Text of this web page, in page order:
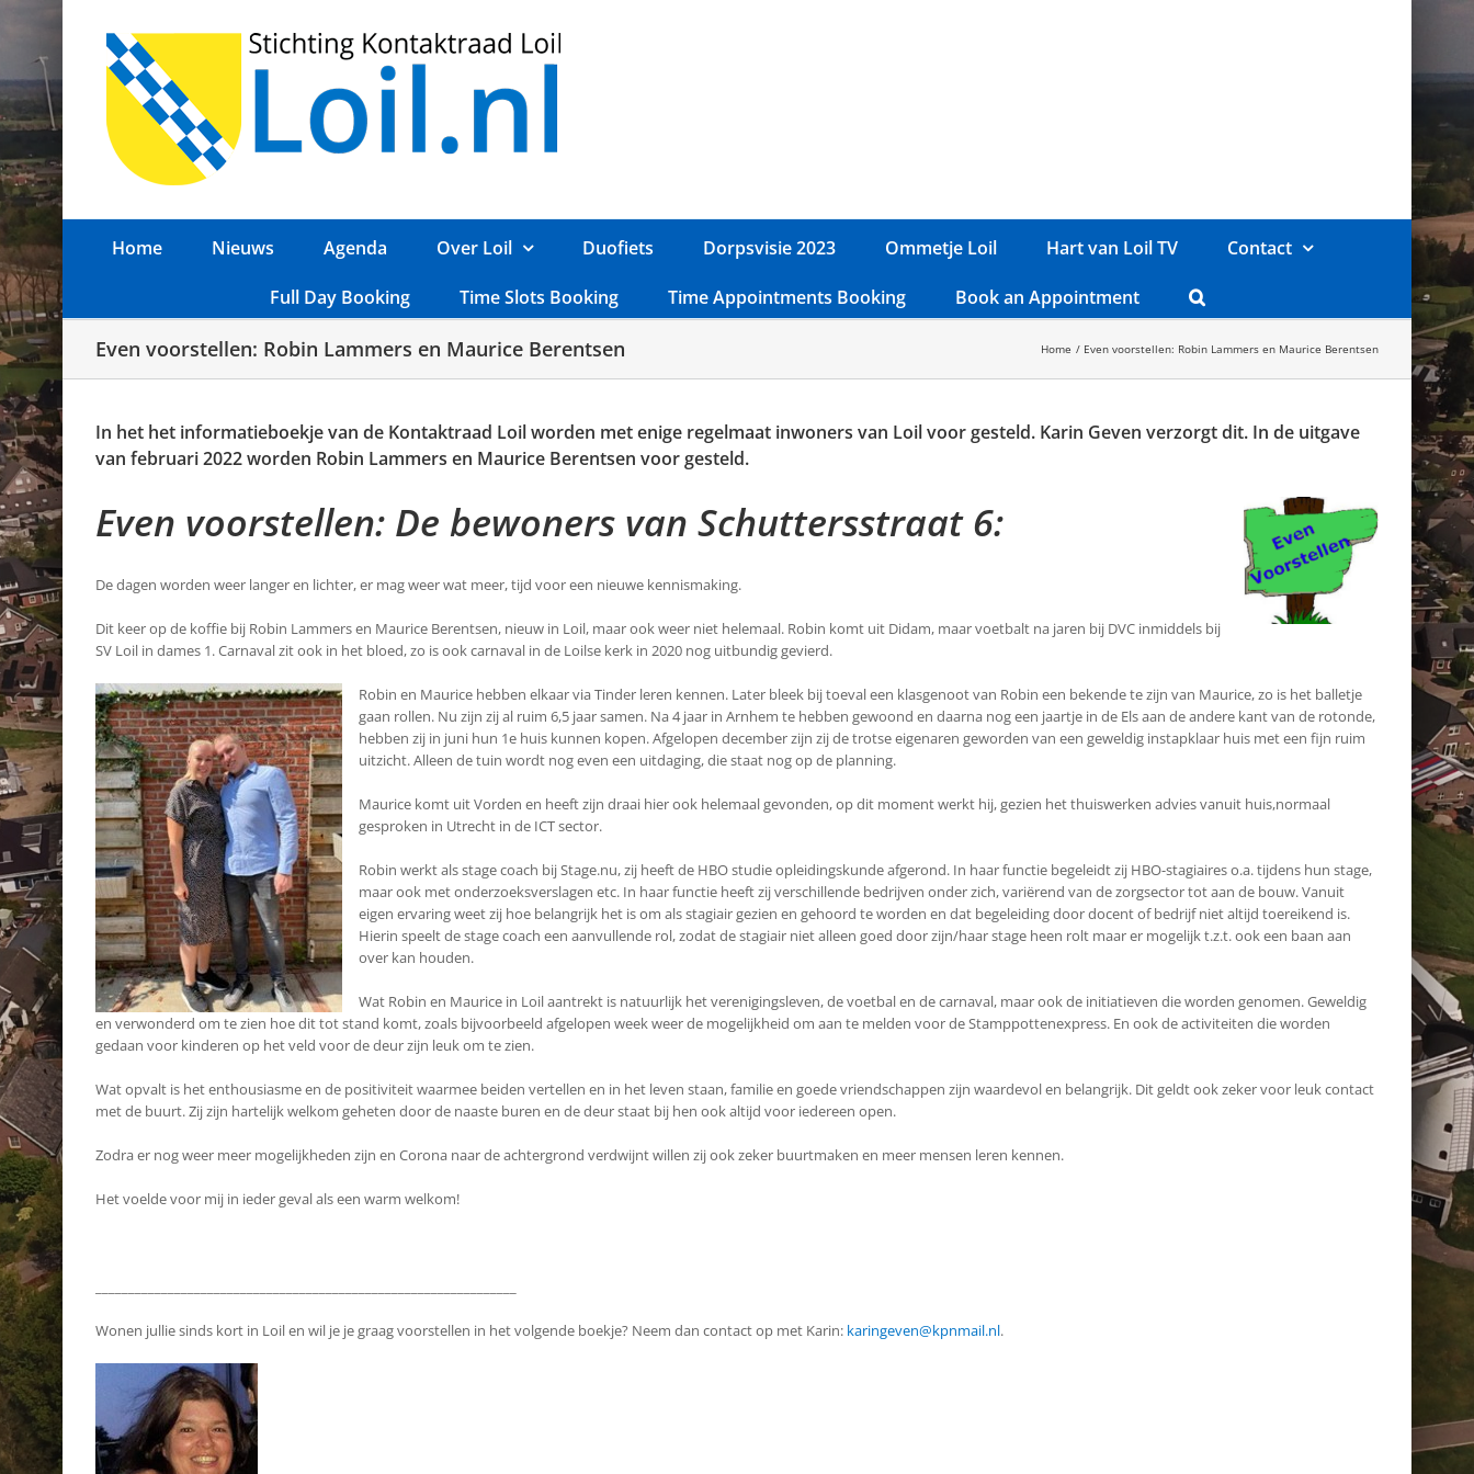
inhoud
Home Nieuws Agenda Over Loil Duofiets Dorpsvisie 2023 Ommetje Loil Hart van Loil TV Contact
Full Day Booking Time Slots Booking Time Appointments Booking Book an Appointment
Even voorstellen: Robin Lammers en Maurice Berentsen Home Even voorstellen: Robin Lammers en Maurice Berentsen
In het het informatieboekje van de Kontaktraad Loil worden met enige regelmaat inwoners van Loil voor gesteld. Karin Geven verzorgt dit. In de uitgave
van februari 2022 worden Robin Lammers en Maurice Berentsen voor gesteld.
Even voorstellen: De bewoners van Schuttersstraat 6:
De dagen worden weer langer en lichter, er mag weer wat meer, tijd voor een nieuwe kennismaking.
Dit keer op de koffie bij Robin Lammers en Maurice Berentsen, nieuw in Loil, maar ook weer niet helemaal. Robin komt uit Didam, maar voetbalt na jaren bij DVC inmiddels bij
SV Loil in dames 1. Carnaval zit ook in het bloed, zo is ook carnaval in de Loilse kerk in 2020 nog uitbundig gevierd.
Robin en Maurice hebben elkaar via Tinder leren kennen. Later bleek bij toeval een klasgenoot van Robin een bekende te zijn van Maurice, zo is het balletje
gaan rollen. Nu zijn zij al ruim 6,5 jaar samen. Na 4 jaar in Arnhem te hebben gewoond en daarna nog een jaartje in de Els aan de andere kant van de rotonde,
hebben zij in juni hun 1e huis kunnen kopen. Afgelopen december zijn zij de trotse eigenaren geworden van een geweldig instapklaar huis met een fijn ruim
uitzicht. Alleen de tuin wordt nog even een uitdaging, die staat nog op de planning.
Maurice komt uit Vorden en heeft zijn draai hier ook helemaal gevonden, op dit moment werkt hij, gezien het thuiswerken advies vanuit huis,normaal
gesproken in Utrecht in de ICT sector.
Robin werkt als stage coach bij Stage.nu, zij heeft de HBO studie opleidingskunde afgerond. In haar functie begeleidt zij HBO-stagiaires o.a. tijdens hun stage,
maar ook met onderzoeksverslagen etc. In haar functie heeft zij verschillende bedrijven onder zich, variërend van de zorgsector tot aan de bouw. Vanuit
eigen ervaring weet zij hoe belangrijk het is om als stagiair gezien en gehoord te worden en dat begeleiding door docent of bedrijf niet altijd toereikend is.
Hierin speelt de stage coach een aanvullende rol, zodat de stagiair niet alleen goed door zijn/haar stage heen rolt maar er mogelijk t.z.t. ook een baan aan
over kan houden.
Wat Robin en Maurice in Loil aantrekt is natuurlijk het verenigingsleven, de voetbal en de carnaval, maar ook de initiatieven die worden genomen. Geweldig
en verwonderd om te zien hoe dit tot stand komt, zoals bijvoorbeeld afgelopen week weer de mogelijkheid om aan te melden voor de Stamppottenexpress. En ook de activiteiten die worden
gedaan voor kinderen op het veld voor de deur zijn leuk om te zien.
Wat opvalt is het enthousiasme en de positiviteit waarmee beiden vertellen en in het leven staan, familie en goede vriendschappen zijn waardevol en belangrijk. Dit geldt ook zeker voor leuk contact
met de buurt. Zij zijn hartelijk welkom geheten door de naaste buren en de deur staat bij hen ook altijd voor iedereen open.
Zodra er nog weer meer mogelijkheden zijn en Corona naar de achtergrond verdwijnt willen zij ook zeker buurtmaken en meer mensen leren kennen.
Het voelde voor mij in ieder geval als een warm welkom!
Wonen jullie sinds kort in Loil en wil je je graag voorstellen in het volgende boekje? Neem dan contact op met Karin: karingeven@kpnmail.nl.